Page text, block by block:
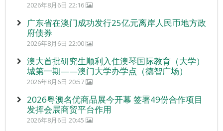
2026年8月6日 22:16
广东省在澳门成功发行25亿元离岸人民币地方政
府债券
2026年8月6日 22:00
澳大首批研究生顺利入住澳琴国际教育（大学）
城第一期——澳门大学办学点（德智广场）
2026年8月6日 20:57
2026粤澳名优商品展今开幕 签署49份合作项目
发挥会展商贸平台作用
2026年8月6日 20:45